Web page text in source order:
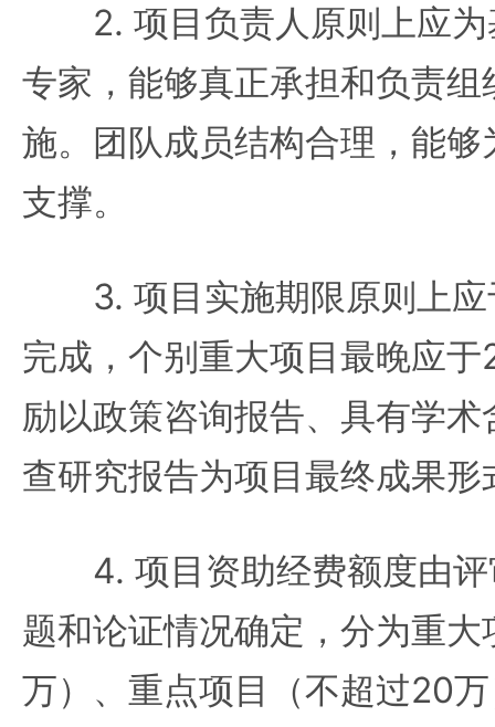
2. 项目负责人原则上应为
专家，能够真正承担和负责
施。团队成员结构合理，能
支撑。
3. 项目实施期限原则上应
完成，个别重大项目最晚应
励以政策咨询报告、具有学
查研究报告为项目最终成果形
4. 项目资助经费额度由评
题和论证情况确定，分为重
万）、重点项目（不超过20